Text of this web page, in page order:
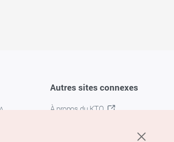
Autres sites connexes
À propos du KTO